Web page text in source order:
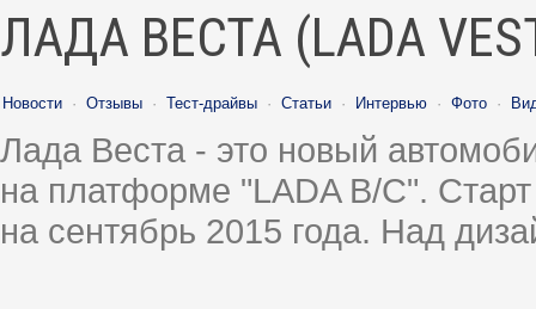
ЛАДА ВЕСТА (LADA
Новости · Отзывы · Тест-драйвы · Статьи · Интервью · Фото ·
Лада Веста - это новый
на платформе "LADA B/C".
на сентябрь 2015 года. Над